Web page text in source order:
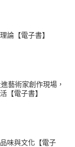
論【電子書】
藝術家創作現場，
【電子書】
味與文化【電子